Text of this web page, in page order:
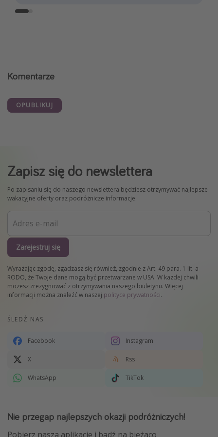
Komentarze
OPUBLIKUJ
Zapisz się do newslettera
Po zapisaniu się do naszego newslettera będziesz otrzymywać najlepsze
wakacyjne oferty oraz podróżnicze informacje.
Zarejestruj się
Wyrażając zgodę, zgadzasz się również, zgodnie z Art. 49 para. 1 lit. a
RODO, że Twoje dane mogą być przetwarzane w USA. W każdej chwili
możesz zrezygnować z otrzymywania naszego biuletynu. Więcej
informacji można znaleźć w naszej polityce prywatności.
ŚLEDŹ NAS
Facebook Instagram
X Rss
WhatsApp TikTok
Nie przegap najlepszych okazji podróżniczych!
Pobierz naszą aplikację i bądź na bieżaco